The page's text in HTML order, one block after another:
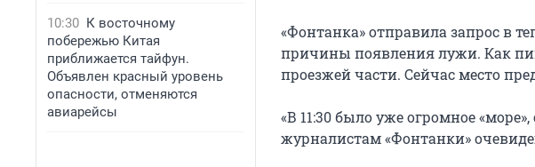
10:30 К восточному
побережью Китая
приближается тайфун.
Объявлен красный уровень
опасности, отменяются
авиарейсы
«Фонтанка» отправила запрос в
причины появления лужи. Как
проезжей части. Сейчас место
«В 11:30 было уже огромное
журналистам «Фонтанки»